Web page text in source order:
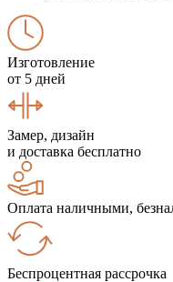
Изготовление
от 5 дней
Замер, дизайн
и доставка бесплатно
Оплата наличными,
Беспроцентная рассрочка